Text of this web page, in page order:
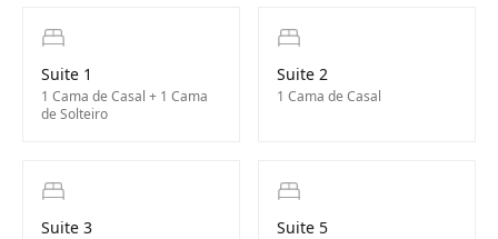
Suite 1
1 Cama de Casal + 1 Cama
de Solteiro
Suite 2
1 Cama de Casal
Suite 3 Suite 5